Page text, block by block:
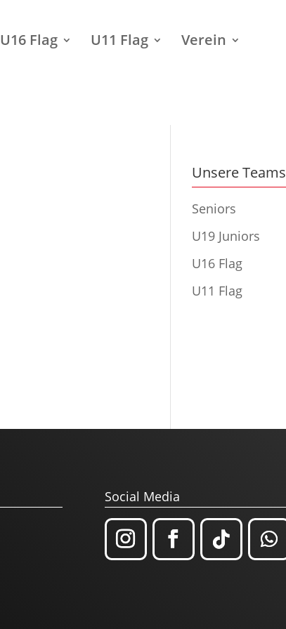
U16 Flag U11 Flag Verein
Unsere Teams
Seniors
U19 Juniors
U16 Flag
U11 Flag
Social Media